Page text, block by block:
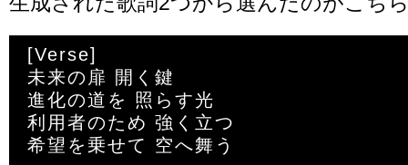
[Verse]
未来の扉 開く鍵
進化の道を 照らす光
利用者のため 強く立つ
希望を乗せて 空へ舞う